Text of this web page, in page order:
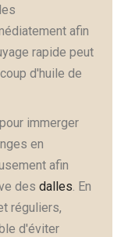
afin
rapide peut
d'huile de
immerger
en
afin
des dalles . En
réguliers,
d'éviter